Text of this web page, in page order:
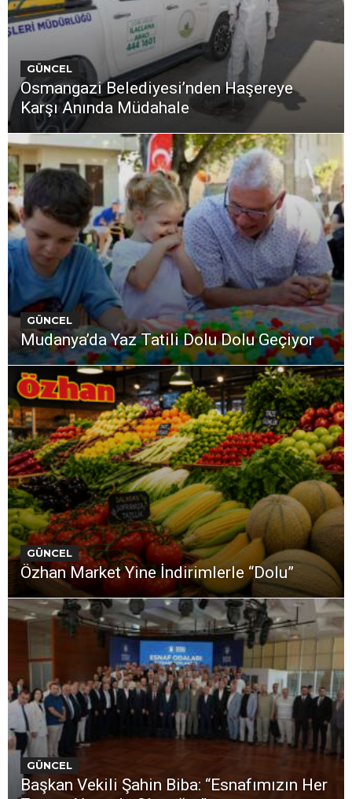
GÜNCEL
Osmangazi Belediyesi’nden Haşereye
Karşı Anında Müdahale
GÜNCEL
Mudanya’da Yaz Tatili Dolu Dolu Geçiyor
GÜNCEL
Özhan Market Yine İndirimlerle “Dolu”
GÜNCEL
Başkan Vekili Şahin Biba: “Esnafımızın Her